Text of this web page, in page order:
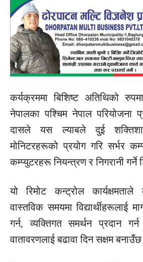
कर्यक्रममा बिशिष्ट अतिथिको
नेपालका पश्चिम नेपाल
दासले यस ल्याबले दुई
मोनिटरहरूको प्रयोग गरि सर्भर
कम्प्युटरहरू नियन्त्रण र निगरानी गर्ने
यो रिमोट कन्ट्रोल कार्यक्षमताले
वास्तविक समयमा विद्यार्थीहरूलाई
गर्न, व्यक्तिगत समर्थन प्रदान
वातावरणलाई बढावा दिन सक्षम